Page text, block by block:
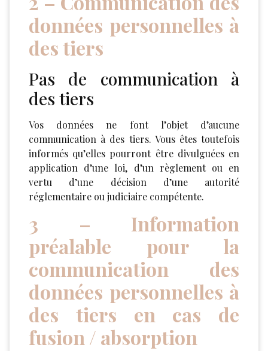
données personnelles à
des tiers
Pas de communication à
des tiers
Vos données ne font l’objet d’aucune
communication à des tiers. Vous êtes toutefois
informés qu’elles pourront être divulguées en
application d’une loi, d’un règlement ou en
vertu d’une décision d’une autorité
réglementaire ou judiciaire compétente.
3 – Information
préalable pour la
communication des
données personnelles à
des tiers en cas de
fusion / absorption